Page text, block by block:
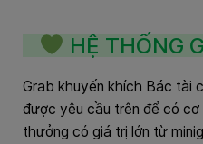
HỆ THỐNG
Grab khuyến khích Bác tài
được yêu cầu trên để có
thưởng có giá trị lớn từ